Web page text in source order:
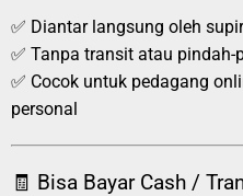
✅ Diantar langsung oleh
✅ Tanpa transit atau pindah-
✅ Cocok untuk pedagang
personal
🧾 Bisa Bayar Cash /